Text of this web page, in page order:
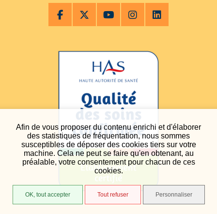
Afin de vous proposer du contenu enrichi et d'élaborer
des statistiques de fréquentation, nous sommes
susceptibles de déposer des cookies tiers sur votre
machine. Cela ne peut se faire qu'en obtenant, au
préalable, votre consentement pour chacun de ces
cookies.
OK, tout accepter Tout refuser Personnaliser